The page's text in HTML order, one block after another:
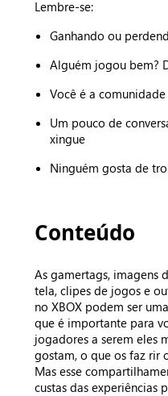
Lembre-se:
Ganhando ou
Alguém jogou bem?
Você é a comunidade
Um pouco de
xingue
Ninguém gosta de
Conteúdo
As gamertags, imagens
tela, clipes de jogos e
no XBOX podem ser
que é importante para
jogadores a serem eles
gostam, o que os faz rir
Mas esse
custas das experiências